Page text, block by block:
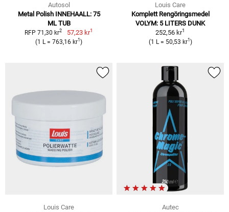
Autosol
Metal Polish INNEHAALL: 75
ML TUB
RFP 71,30 kr2 57,23 kr1
(1 L = 763,16 kr1 )
Louis Care
Komplett Rengöringsmedel
VOLYM: 5 LITERS DUNK
252,56 kr1
(1 L = 50,53 kr1 )
Louis Care
Autec